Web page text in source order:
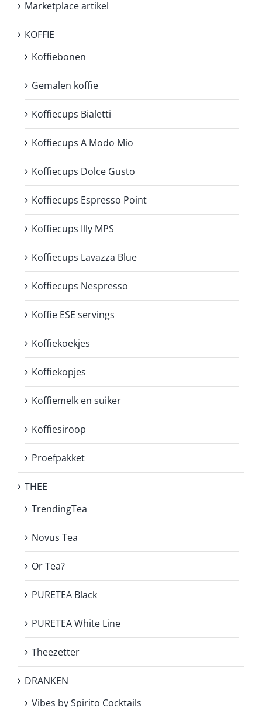
Marketplace artikel
KOFFIE
Koffiebonen
Gemalen koffie
Koffiecups Bialetti
Koffiecups A Modo Mio
Koffiecups Dolce Gusto
Koffiecups Espresso Point
Koffiecups Illy MPS
Koffiecups Lavazza Blue
Koffiecups Nespresso
Koffie ESE servings
Koffiekoekjes
Koffiekopjes
Koffiemelk en suiker
Koffiesiroop
Proefpakket
THEE
TrendingTea
Novus Tea
Or Tea?
PURETEA Black
PURETEA White Line
Theezetter
DRANKEN
Vibes by Spirito Cocktails